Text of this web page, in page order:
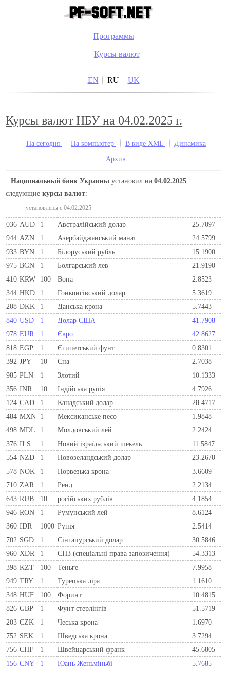
Программы
Курсы валют
EN RU UK
Курсы валют НБУ на 04.02.2025 г.
На сегодня На компьютер В виде XML
Динамика
Архив
Национальный банк Украины установил на04.02.2025
следующиекурсы валют:
установлены c 04.02.2025
036 AUD 1 Австралійський долар
25.7097
944 AZN 1 Азербайджанський манат
24.5799
933 BYN 1 Бiлоруський рубль
15.1900
975 BGN 1 Болгарський лев
21.9190
410 KRW 100 Вона
2.8523
344 HKD 1 Гонконгівський долар
5.3619
208 DKK 1 Данська крона
5.7443
840 USD 1 Долар США
41.7908
978 EUR 1 Євро
42.8627
818 EGP 1 Єгипетський фунт
0.8301
392 JPY 10 Єна
2.7038
985 PLN 1 Злотий
10.1333
356 INR 10 Індійська рупія
4.7926
124 CAD 1 Канадський долар
28.4717
484 MXN 1 Мексиканське песо
1.9848
498 MDL 1 Молдовський лей
2.2424
376 ILS 1 Новий ізраїльський шекель
11.5847
554 NZD 1 Новозеландський долар
23.2670
578 NOK 1 Норвезька крона
3.6609
710 ZAR 1 Ренд
2.2134
643 RUB 10 російських рублів
4.1854
946 RON 1 Румунський лей
8.6124
360 IDR 1000 Рупія
2.5414
702 SGD 1 Сінгапурський долар
30.5846
960 XDR 1 СПЗ (спеціальні права запозичення)
54.3313
398 KZT 100 Теньге
7.9958
949 TRY 1 Турецька ліра
1.1610
348 HUF 100 Форинт
10.4815
826 GBP 1 Фунт стерлінгів
51.5719
203 CZK 1 Чеська крона
1.6970
752 SEK 1 Шведська крона
3.7294
756 CHF 1 Швейцарський франк
45.6805
156 CNY 1 Юань Женьміньбі 5.7685